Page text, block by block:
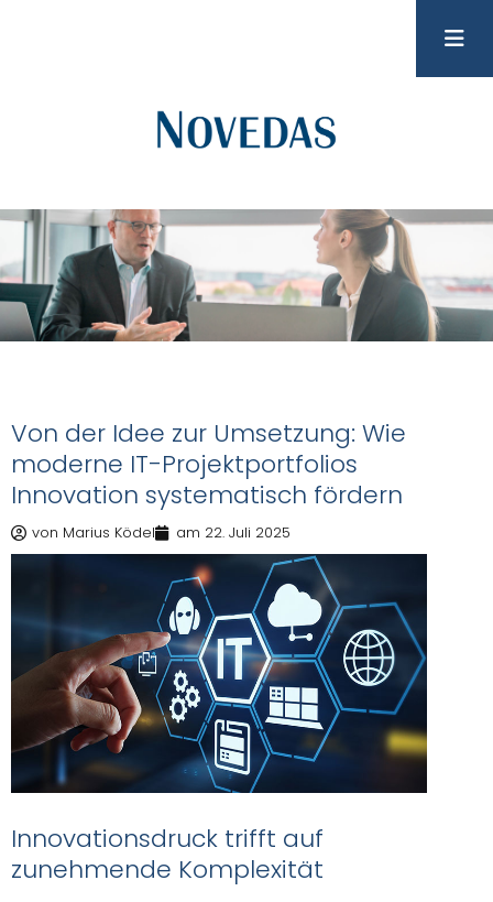
Von der Idee zur Umsetzung: Wie
moderne IT-Projektportfolios
Innovation systematisch fördern
von Marius Ködel am 22. Juli 2025
Innovationsdruck trifft auf
zunehmende Komplexität